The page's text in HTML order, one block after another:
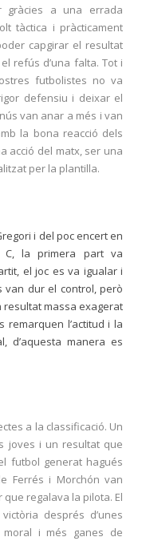
gràcies a una errada
tàctica i pràcticament
capgirar el resultat
refús d’una falta. Tot i
futbolistes no va
defensiu i deixar el
van anar a més i van
la bona reacció dels
acció del matx, ser una
per la plantilla.
i del poc encert en
C, la primera part va
el joc es va igualar i
dur el control, però
resultat massa exagerat
remarquen l’actitud i la
d’aquesta manera es
a la classificació. Un
joves i un resultat que
futbol generat hagués
Ferrés i Morchón van
regalava la pilota. El
després d’unes
i més ganes de